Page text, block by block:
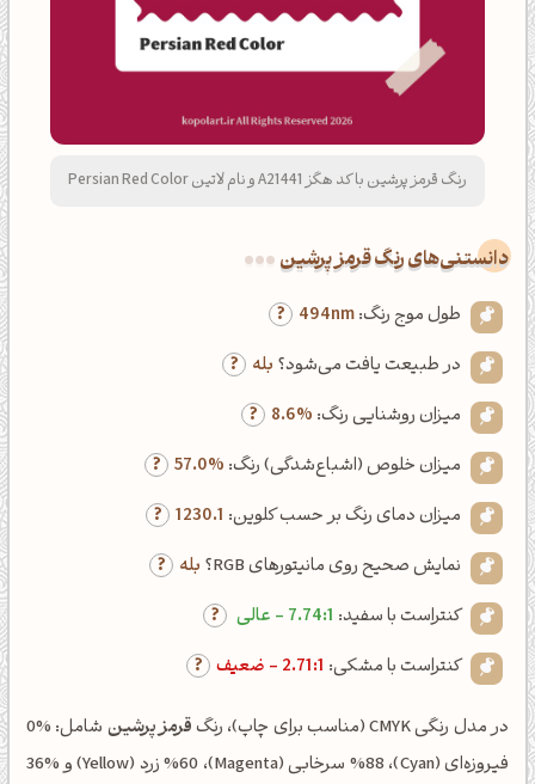
رنگ قرمز پرشین با کد هگز A21441 و نام لاتین Persian Red Color
دانستنی‌های رنگ قرمز پرشین
طول موج رنگ:494nm
در طبیعت یافت می‌شود؟ بله
میزان روشنایی رنگ: 8.6%
میزان خلوص (اشباع‌شدگی) رنگ: 57.0%
میزان دمای رنگ بر حسب کلوین: 1230.1
نمایش صحیح روی مانیتورهای RGB؟
بله
کنتراست با سفید: 7.74:1 - عالی
کنتراست با مشکی: 2.71:1 - ضعیف
در مدل رنگی CMYK (مناسب برای چاپ)، رنگ قرمز پرشین
شامل: %0
فیروزه‌ای (Cyan)، %88 سرخابی (Magenta)، %60 زرد (Yellow) و %36